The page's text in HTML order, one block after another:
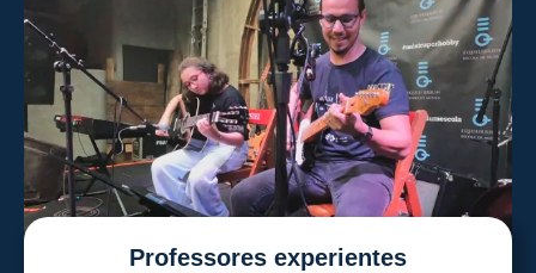
Professores experientes